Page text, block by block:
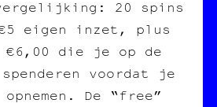
20 spins
eigen inzet, plus
€6,00 die je op de
voordat je
De “free”